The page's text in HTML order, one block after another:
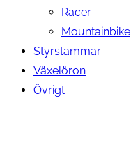
Racer
Mountainbike
Styrstammar
Växelöron
Övrigt